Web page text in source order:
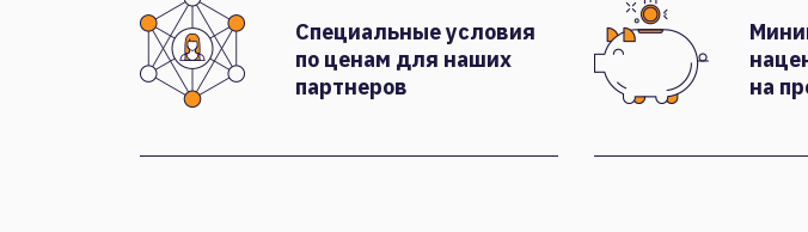
Специальные условия
по ценам для наших
партнеров
на